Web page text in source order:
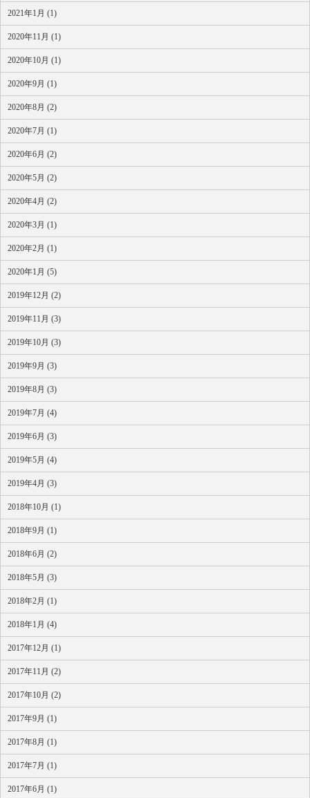
2021年1月 (1)
2020年11月 (1)
2020年10月 (1)
2020年9月 (1)
2020年8月 (2)
2020年7月 (1)
2020年6月 (2)
2020年5月 (2)
2020年4月 (2)
2020年3月 (1)
2020年2月 (1)
2020年1月 (5)
2019年12月 (2)
2019年11月 (3)
2019年10月 (3)
2019年9月 (3)
2019年8月 (3)
2019年7月 (4)
2019年6月 (3)
2019年5月 (4)
2019年4月 (3)
2018年10月 (1)
2018年9月 (1)
2018年6月 (2)
2018年5月 (3)
2018年2月 (1)
2018年1月 (4)
2017年12月 (1)
2017年11月 (2)
2017年10月 (2)
2017年9月 (1)
2017年8月 (1)
2017年7月 (1)
2017年6月 (1)